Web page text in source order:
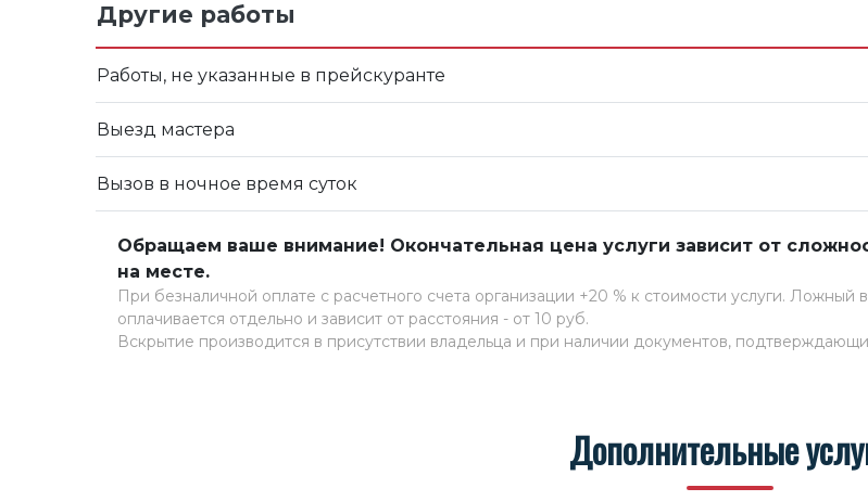
Другие работы
Работы, не указанные в прейскуранте
Выезд мастера
Вызов в ночное время суток
Обращаем ваше внимание! Окончательная цена услуги зависит от
на месте.
При безналичной оплате с расчетного счета организации +20 % к стоимости услуги.
оплачивается отдельно и зависит от расстояния - от 10 руб.
Вскрытие производится в присутствии владельца и при наличии документов,
Дополнительные